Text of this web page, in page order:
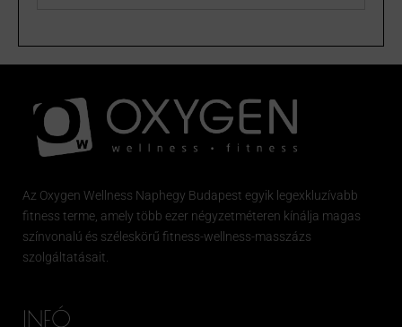
Az Oxygen Wellness Naphegy Budapest egyik legexkluzívabb
fitness terme, amely több ezer négyzetméteren kínálja magas
színvonalú és széleskörű fitness-wellness-masszázs
szolgáltatásait.
INFÓ